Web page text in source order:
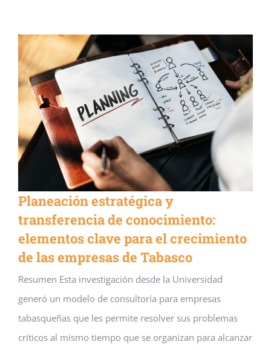
Planeación estratégica y
transferencia de conocimiento:
elementos clave para el crecimiento
de las empresas de Tabasco
Resumen Esta investigación desde la Universidad
generó un modelo de consultoría para empresas
tabasqueñas que les permite resolver sus problemas
críticos al mismo tiempo que se organizan para alcanzar